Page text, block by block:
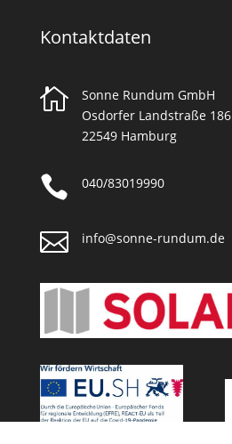
Kontaktdaten

Sonne Rundum GmbH
Osdorfer Landstraße 186
22549 Hamburg
 040/83019990
 info@sonne-rundum.de